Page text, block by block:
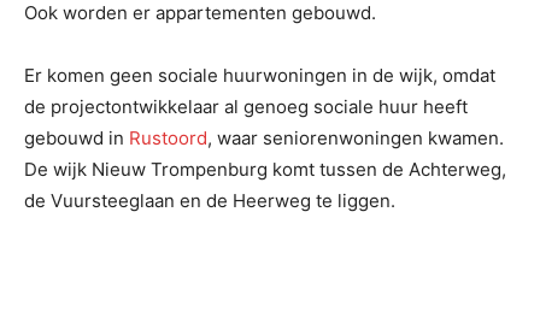
Ook worden er appartementen gebouwd.
Er komen geen sociale huurwoningen in de wijk, omdat
de projectontwikkelaar al genoeg sociale huur heeft
gebouwd in Rustoord, waar seniorenwoningen kwamen.
De wijk Nieuw Trompenburg komt tussen de Achterweg,
de Vuursteeglaan en de Heerweg te liggen.